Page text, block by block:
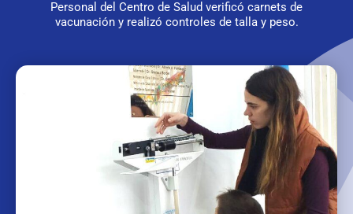
Personal del Centro de Salud verificó carnets de
vacunación y realizó controles de talla y peso.